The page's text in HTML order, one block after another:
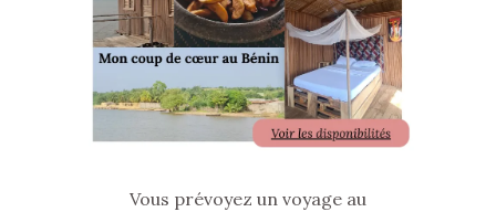
Vous prévoyez un voyage au